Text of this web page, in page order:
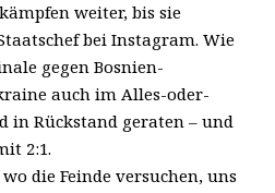
weiter, bis sie
bei Instagram. Wie
gegen Bosnien-
auch im Alles-oder-
in Rückstand geraten – und
2:1.
die Feinde versuchen, uns